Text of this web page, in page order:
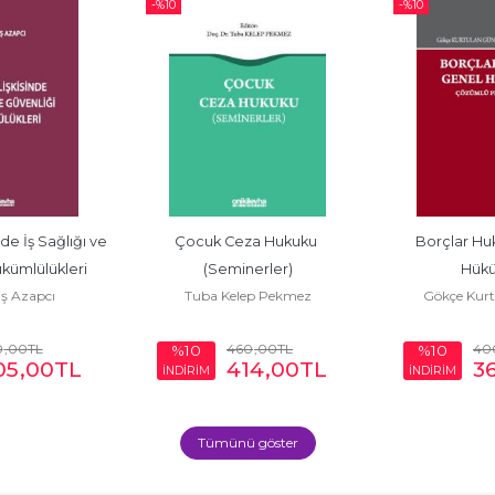
İş Sağlığı ve
Azapcı
,00TL
,00TL
-%10
Çocuk Ceza Hukuku
(Seminerler)
Tuba Kelep Pekmez
%10
İNDİRİM
460,00TL
414,00TL
-%10
Borçlar
Gökçe
%10
İNDİRİM
Tümünü göster